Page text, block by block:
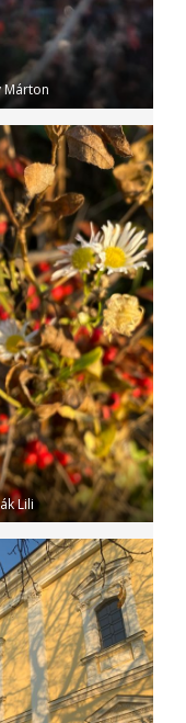
Márton
Lili